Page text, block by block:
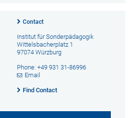
Contact
Institut für Sonderpädagogik
Wittelsbacherplatz 1
97074 Würzburg
Phone: +49 931 31-86996
Email
Find Contact